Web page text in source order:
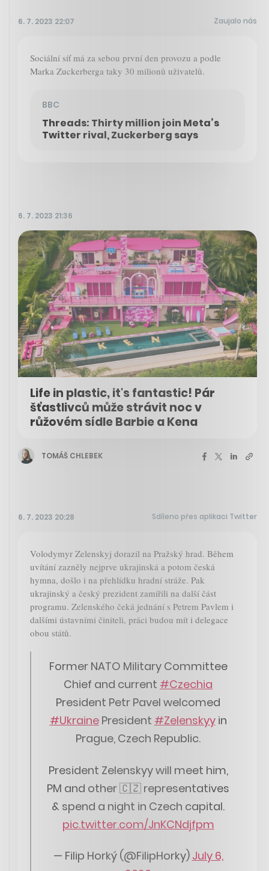
6. 7. 2023 22:07 Zaujalo nás
Sociální síť má za sebou první den provozu a podle
Marka Zuckerberga taky 30 milionů uživatelů.
BBC
Threads: Thirty million join Meta’s
Twitter rival, Zuckerberg says
6. 7. 2023 21:36
Life in plastic, it's fantastic! Pár
šťastlivců může strávit noc v
růžovém sídle Barbie a Kena
TOMÁŠ CHLEBEK
6. 7. 2023 20:28 Sdíleno přes aplikaci Twitter
Volodymyr Zelenskyj dorazil na Pražský hrad. Během
uvítání zazněly nejprve ukrajinská a potom česká
hymna, došlo i na přehlídku hradní stráže. Pak
ukrajinský a český prezident zamířili na další část
programu. Zelenského čeká jednání s Petrem Pavlem i
dalšími ústavními činiteli, práci budou mít i delegace
obou států.
Former NATO Military Committee
Chief and current #Czechia
President Petr Pavel welcomed
#UkrainePresident #Zelenskyyin
Prague, Czech Republic.
President Zelenskyy will meet him,
PM and other 🇨🇿 representatives
& spend a night in Czech capital.
pic.twitter.com/JnKCNdjfpm
— Filip Horký (@FilipHorky) July 6,